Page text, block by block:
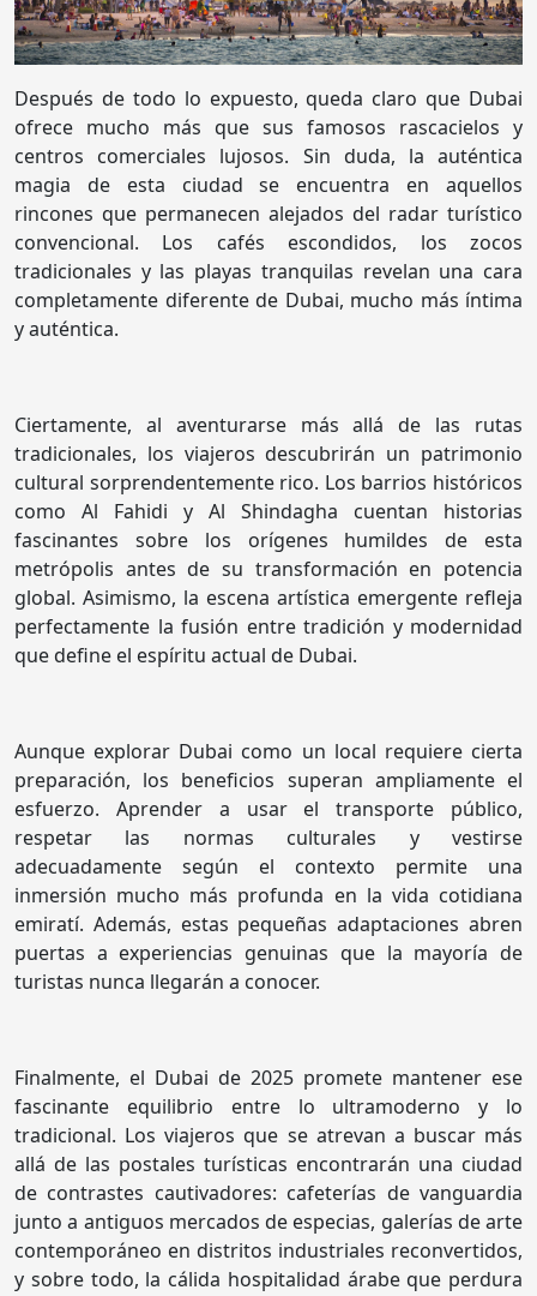
Después de todo lo expuesto, queda claro que Dubai
ofrece mucho más que sus famosos rascacielos y
centros comerciales lujosos. Sin duda, la auténtica
magia de esta ciudad se encuentra en aquellos
rincones que permanecen alejados del radar turístico
convencional. Los cafés escondidos, los zocos
tradicionales y las playas tranquilas revelan una cara
completamente diferente de Dubai, mucho más íntima
y auténtica.
Ciertamente, al aventurarse más allá de las rutas
tradicionales, los viajeros descubrirán un patrimonio
cultural sorprendentemente rico. Los barrios históricos
como Al Fahidi y Al Shindagha cuentan historias
fascinantes sobre los orígenes humildes de esta
metrópolis antes de su transformación en potencia
global. Asimismo, la escena artística emergente refleja
perfectamente la fusión entre tradición y modernidad
que define el espíritu actual de Dubai.
Aunque explorar Dubai como un local requiere cierta
preparación, los beneficios superan ampliamente el
esfuerzo. Aprender a usar el transporte público,
respetar las normas culturales y vestirse
adecuadamente según el contexto permite una
inmersión mucho más profunda en la vida cotidiana
emiratí. Además, estas pequeñas adaptaciones abren
puertas a experiencias genuinas que la mayoría de
turistas nunca llegarán a conocer.
Finalmente, el Dubai de 2025 promete mantener ese
fascinante equilibrio entre lo ultramoderno y lo
tradicional. Los viajeros que se atrevan a buscar más
allá de las postales turísticas encontrarán una ciudad
de contrastes cautivadores: cafeterías de vanguardia
junto a antiguos mercados de especias, galerías de arte
contemporáneo en distritos industriales reconvertidos,
y sobre todo, la cálida hospitalidad árabe que perdura